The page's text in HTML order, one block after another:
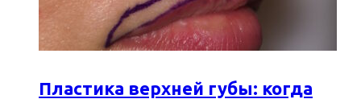
Пластика верхней губы: когда